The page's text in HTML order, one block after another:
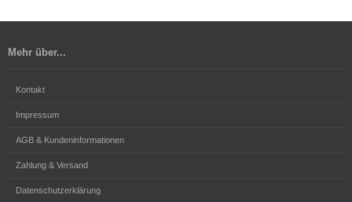
Mehr über...
Kontakt
Impressum
AGB & Kundeninformationen
Zahlung & Versand
Datenschutzerklärung